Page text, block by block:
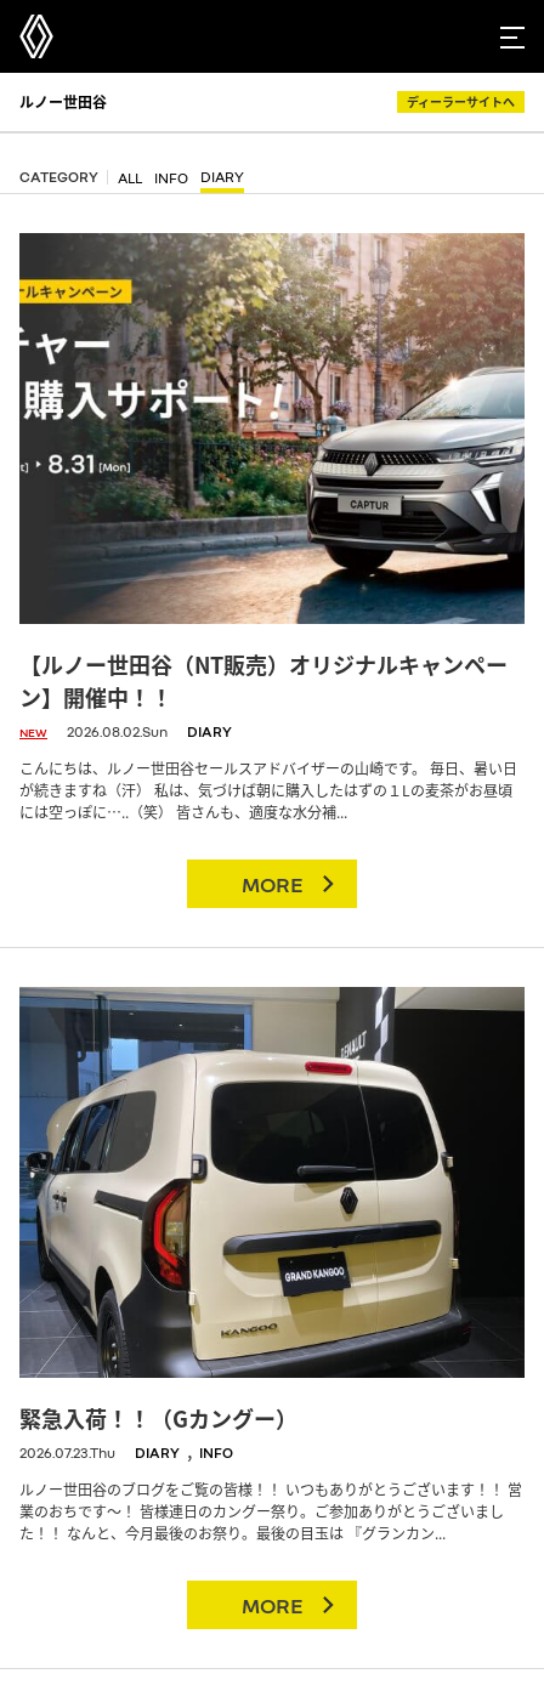
ルノー世田谷 ディーラーサイトへ
CATEGORY ALL INFO DIARY
【ルノー世田谷（NT販売）オリジナルキャンペー
ン】開催中！！
NEW 2026.08.02.Sun DIARY
こんにちは、ルノー世田谷セールスアドバイザーの山崎です。 毎日、暑い日
が続きますね（汗） 私は、気づけば朝に購入したはずの１Lの麦茶がお昼頃
には空っぽに…..（笑） 皆さんも、適度な水分補...
MORE
緊急入荷！！（Gカングー）
2026.07.23.Thu DIARY , INFO
ルノー世田谷のブログをご覧の皆様！！ いつもありがとうございます！！ 営
業のおちです～！ 皆様連日のカングー祭り。ご参加ありがとうございまし
た！！ なんと、今月最後のお祭り。最後の目玉は 『グランカン...
MORE